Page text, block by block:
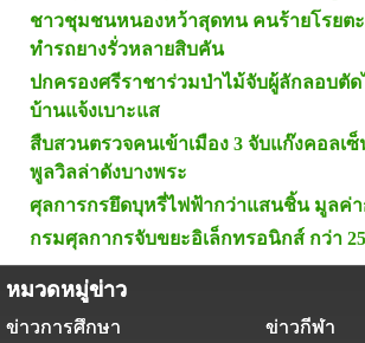
ชาวชุมชนหนองหว้าสุดทน คนร้ายโรยต
ทำรถยางรั่วหลายสิบคัน
ปกครองศรีราชาร่วมป่าไม้จับผู้ลักลอบตั
บ้านแจ้งเบาะแส
สืบสวนตรวจคนเข้าเมือง 3 จับแก๊งคอลเ
พูลวิลล่าดังบางพระ
ศุลการกรยึดบุหรี่ไฟฟ้ากว่าแสนชิ้น มูลค่า
กรมศุลกากรจับขยะอิเล็กทรอนิกส์ กว่า
หมวดหมู่ข่าว
ข่าวการศึกษา ข่าวกีฬา